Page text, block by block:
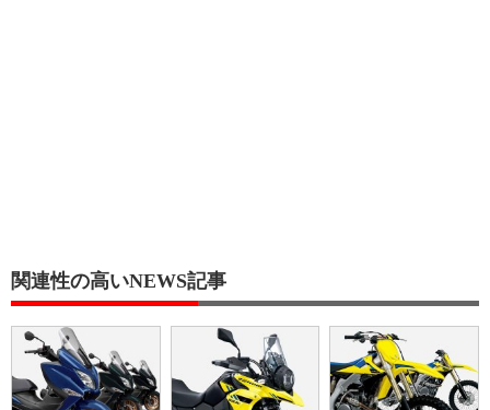
関連性の高いNEWS記事